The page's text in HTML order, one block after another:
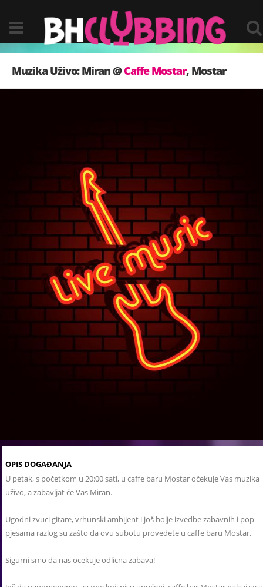
Muzika Uživo: Miran @Caffe Mostar, Mostar
OPIS DOGAĐANJA
U petak, s početkom u 20:00 sati, u caffe baru Mostar očekuje Vas muzika
uživo, a zabavljat će Vas Miran.
Ugodni zvuci gitare, vrhunski ambijent i još bolje izvedbe zabavnih i pop
pjesama razlog su zašto da ovu subotu provedete u caffe baru Mostar.
Sigurni smo da nas ocekuje odlicna zabava!